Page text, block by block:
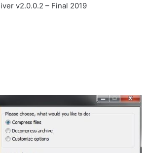
v2.0.0.2 – Final 2019